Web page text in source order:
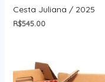
Cesta Juliana / 2025
R$545.00